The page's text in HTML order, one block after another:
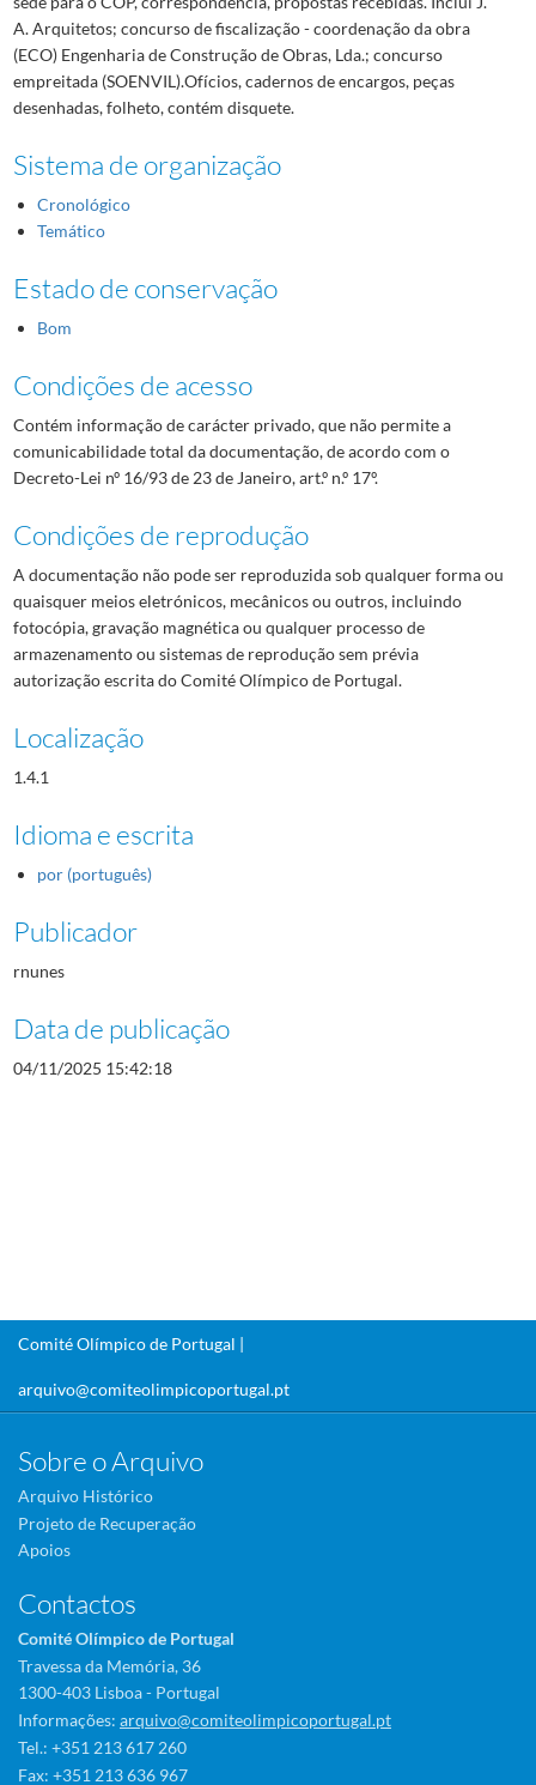
A. Arquitetos; concurso de fiscalização - coordenação da obra
(ECO) Engenharia de Construção de Obras, Lda.; concurso
empreitada (SOENVIL).Ofícios, cadernos de encargos, peças
desenhadas, folheto, contém disquete.
Sistema de organização
Cronológico
Temático
Estado de conservação
Bom
Condições de acesso
Contém informação de carácter privado, que não permite a
comunicabilidade total da documentação, de acordo com o
Decreto-Lei nº 16/93 de 23 de Janeiro, art.º n.º 17º.
Condições de reprodução
A documentação não pode ser reproduzida sob qualquer forma ou
quaisquer meios eletrónicos, mecânicos ou outros, incluindo
fotocópia, gravação magnética ou qualquer processo de
armazenamento ou sistemas de reprodução sem prévia
autorização escrita do Comité Olímpico de Portugal.
Localização
1.4.1
Idioma e escrita
por (português)
Publicador
rnunes
Data de publicação
04/11/2025 15:42:18
Comité Olímpico de Portugal |
arquivo@comiteolimpicoportugal.pt
Sobre o Arquivo
Arquivo Histórico
Projeto de Recuperação
Apoios
Contactos
Comité Olímpico de Portugal
Travessa da Memória, 36
1300-403 Lisboa - Portugal
Informações: arquivo@comiteolimpicoportugal.pt
Tel.: +351 213 617 260
Fax: +351 213 636 967